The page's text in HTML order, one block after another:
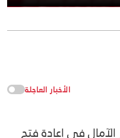
الأخبار العاجلة
في إعادة فتح